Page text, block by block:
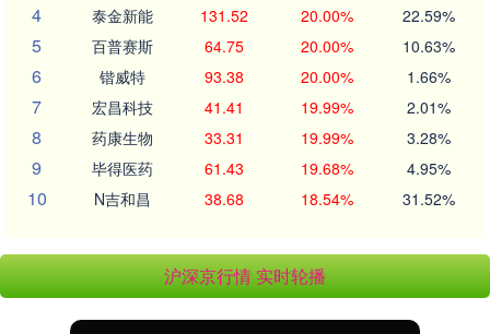
4 泰金新能 131.52 20.00% 22.59%
5 百普赛斯 64.75 20.00% 10.63%
6 锴威特 93.38 20.00% 1.66%
7 宏昌科技 41.41 19.99% 2.01%
8 药康生物 33.31 19.99% 3.28%
9 毕得医药 61.43 19.68% 4.95%
10 N吉和昌 38.68 18.54% 31.52%
沪深京行情 实时轮播